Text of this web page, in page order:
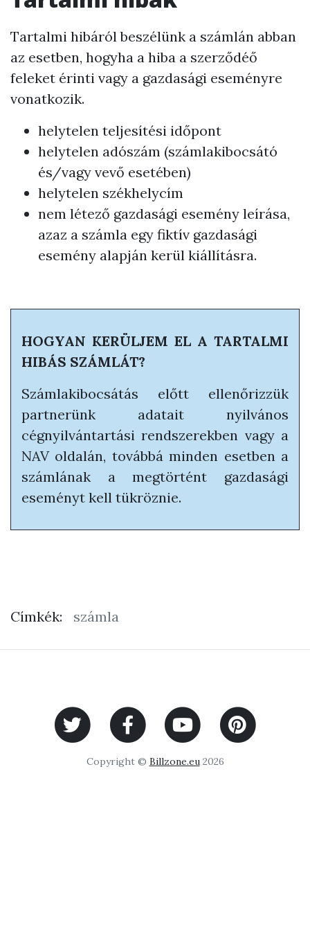
Tartalmi hibáról beszélünk a számlán abban
az esetben, hogyha a hiba a szerződéő
feleket érinti vagy a gazdasági eseményre
vonatkozik.
helytelen teljesítési időpont
helytelen adószám (számlakibocsátó
és/vagy vevő esetében)
helytelen székhelycím
nem létező gazdasági esemény leírása,
azaz a számla egy fiktív gazdasági
esemény alapján kerül kiállításra.
HOGYAN KERÜLJEM EL A TARTALMI
HIBÁS SZÁMLÁT?
Számlakibocsátás előtt ellenőrizzük
partnerünk adatait nyilvános
cégnyilvántartási rendszerekben vagy a
NAV oldalán, továbbá minden esetben a
számlának a megtörtént gazdasági
eseményt kell tükröznie.
Címkék: számla
Copyright © Billzone.eu2026